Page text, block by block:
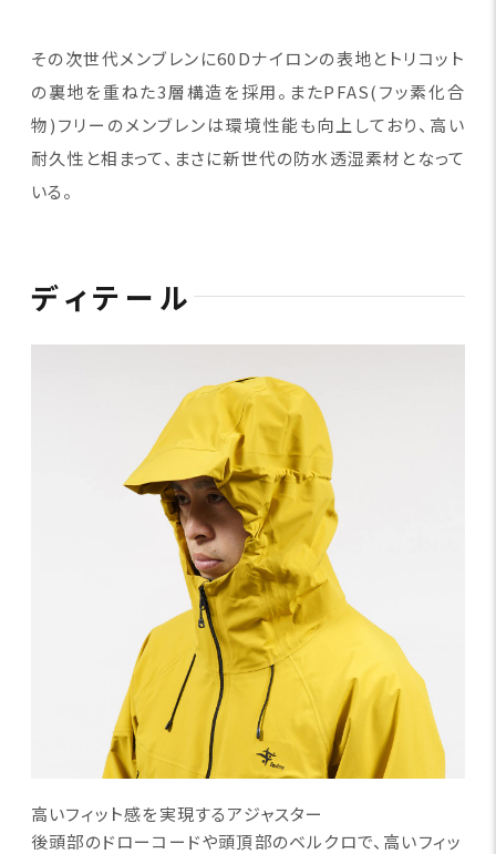
その次世代メンブレンに60Dナイロンの表地とトリコット
の裏地を重ねた3層構造を採用。またPFAS(フッ素化合
物)フリーのメンブレンは環境性能も向上しており、高い
耐久性と相まって、まさに新世代の防水透湿素材となって
いる。
ディテール
高いフィット感を実現するアジャスター
後頭部のドローコードや頭頂部のベルクロで、高いフィッ